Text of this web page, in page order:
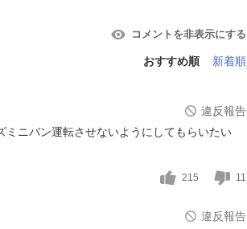
コメントを非表示にする
おすすめ順 新着順
違反報告
ニバン運転させないようにしてもらいたい
215 11
違反報告